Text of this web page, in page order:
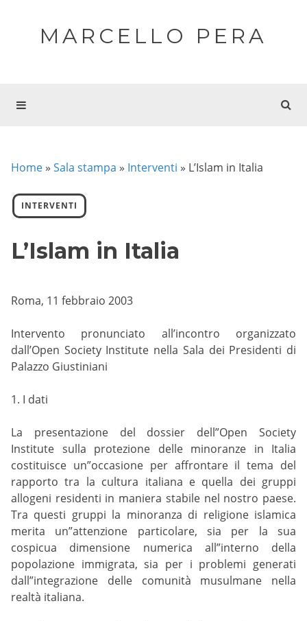
MARCELLO PERA
Home » Sala stampa » Interventi » L’Islam in Italia
INTERVENTI
L’Islam in Italia
Roma, 11 febbraio 2003
Intervento pronunciato all’incontro organizzato
dall’Open Society Institute nella Sala dei Presidenti di
Palazzo Giustiniani
1. I dati
La presentazione del dossier dell”Open Society
Institute sulla protezione delle minoranze in Italia
costituisce un”occasione per affrontare il tema del
rapporto tra la cultura italiana e quella dei gruppi
allogeni residenti in maniera stabile nel nostro paese.
Tra questi gruppi la minoranza di religione islamica
merita un”attenzione particolare, sia per la sua
cospicua dimensione numerica all”interno della
popolazione immigrata, sia per i problemi generati
dall”integrazione delle comunità musulmane nella
realtà italiana.